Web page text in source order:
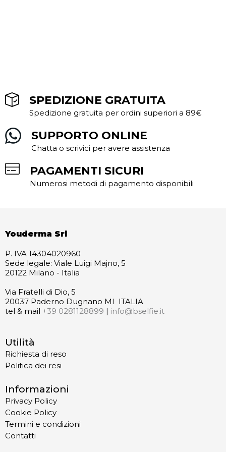
SPEDIZIONE GRATUITA
Spedizione gratuita per ordini superiori a 89€
SUPPORTO ONLINE
Chatta o scrivici per avere assistenza
PAGAMENTI SICURI
Numerosi metodi di pagamento disponibili
Youderma Srl
P. IVA 14304020960
Sede legale: Viale Luigi Majno, 5
20122 Milano - Italia
Via Fratelli di Dio, 5
20037 Paderno Dugnano MI ITALIA
tel & mail +39 0281128899 | info@bselfie.it
Utilità
Richiesta di reso
Politica dei resi
Informazioni
Privacy Policy
Cookie Policy
Termini e condizioni
Contatti